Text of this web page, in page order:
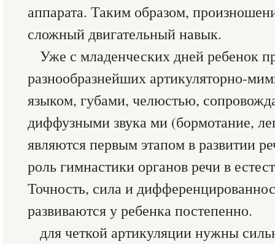
аппарата. Таким образом,
сложный двигательный навык.
Уже с младенческих дней ребенок
разнообразнейших артикуляторно-
языком, губами, челюстью,
диффузными звука ми (бормотание,
являются первым этапом в развитии
роль гимнастики органов речи в
Точность, сила и
развиваются у ребенка постепенно.
для четкой артикуляции нужны